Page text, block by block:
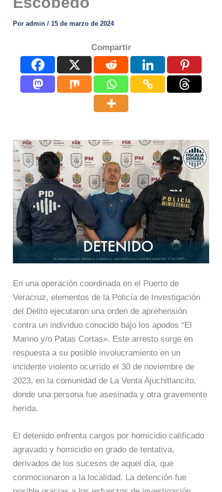
Poradmin/ 15 de marzo de 2024
Compartir
En una operación coordinada en el Puerto de
Veracruz, elementos de la Policía de Investigación
del Delito ejecutaron una orden de aprehensión
contra un individuo conocido bajo los apodos “El
Marino y/o Patas Cortas». Este arresto surge en
respuesta a su posible involucramiento en un
incidente violento ocurrido el 30 de noviembre de
2023, en la comunidad de La Venta Ajuchitlancito,
donde una persona fue asesinada y otra gravemente
herida.
El detenido enfrenta cargos por homicidio calificado
agravado y homicidio en grado de tentativa,
derivados de los sucesos de aquel día, que
conmocionaron a la localidad. La detención fue